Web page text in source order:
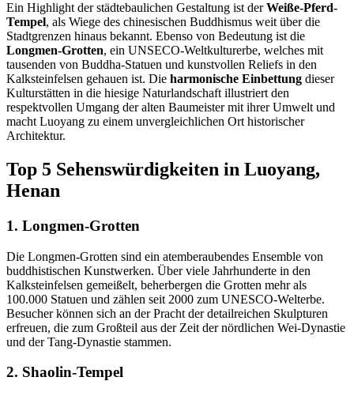
Ein Highlight der städtebaulichen Gestaltung ist derWeiße-Pferd-
Tempel, als Wiege des chinesischen Buddhismus weit über die
Stadtgrenzen hinaus bekannt. Ebenso von Bedeutung ist die
Longmen-Grotten, ein UNSECO-Weltkulturerbe, welches mit
tausenden von Buddha-Statuen und kunstvollen Reliefs in den
Kalksteinfelsen gehauen ist. Die harmonische Einbettung dieser
Kulturstätten in die hiesige Naturlandschaft illustriert den
respektvollen Umgang der alten Baumeister mit ihrer Umwelt und
macht Luoyang zu einem unvergleichlichen Ort historischer
Architektur.
Top 5 Sehenswürdigkeiten in Luoyang,
Henan
1. Longmen-Grotten
Die Longmen-Grotten sind ein atemberaubendes Ensemble von
buddhistischen Kunstwerken. Über viele Jahrhunderte in den
Kalksteinfelsen gemeißelt, beherbergen die Grotten mehr als
100.000 Statuen und zählen seit 2000 zum UNESCO-Welterbe.
Besucher können sich an der Pracht der detailreichen Skulpturen
erfreuen, die zum Großteil aus der Zeit der nördlichen Wei-Dynastie
und der Tang-Dynastie stammen.
2. Shaolin-Tempel